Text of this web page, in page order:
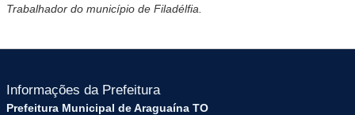
Trabalhador do município de Filadélfia.
Informações da Prefeitura
Prefeitura Municipal de Araguaína TO